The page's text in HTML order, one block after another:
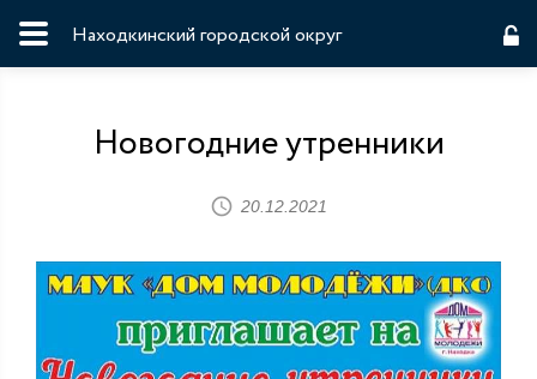
Находкинский городской округ
Новогодние утренники
20.12.2021